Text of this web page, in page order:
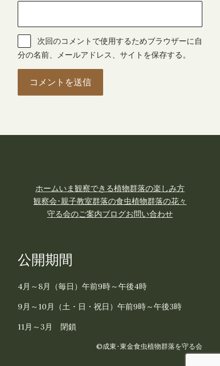
次回のコメントで使用するためブラウザーに自
分の名前、メールアドレス、サイトを保存する。
ホームいま観察できる植物群落の楽しみ方
観察会･親子教室群落の食虫植物群落の花々
守る会のご案内ブログお問い合わせ
公開期間
4月～8月（毎日）午前9時～午後4時
9月～10月（土・日・祝日）午前9時～午後3時
11月～3月 閉鎖
©成東･東金食虫植物群落を守る会